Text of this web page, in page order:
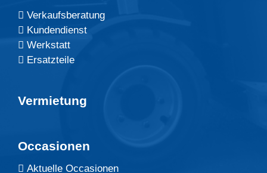
Verkaufsberatung
Kundendienst
Werkstatt
Ersatzteile
Vermietung
Occasionen
Aktuelle Occasionen